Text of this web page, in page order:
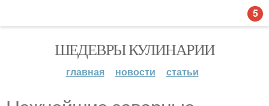
ШЕДЕВРЫ КУЛИНАРИИ
главная новости статьи
5